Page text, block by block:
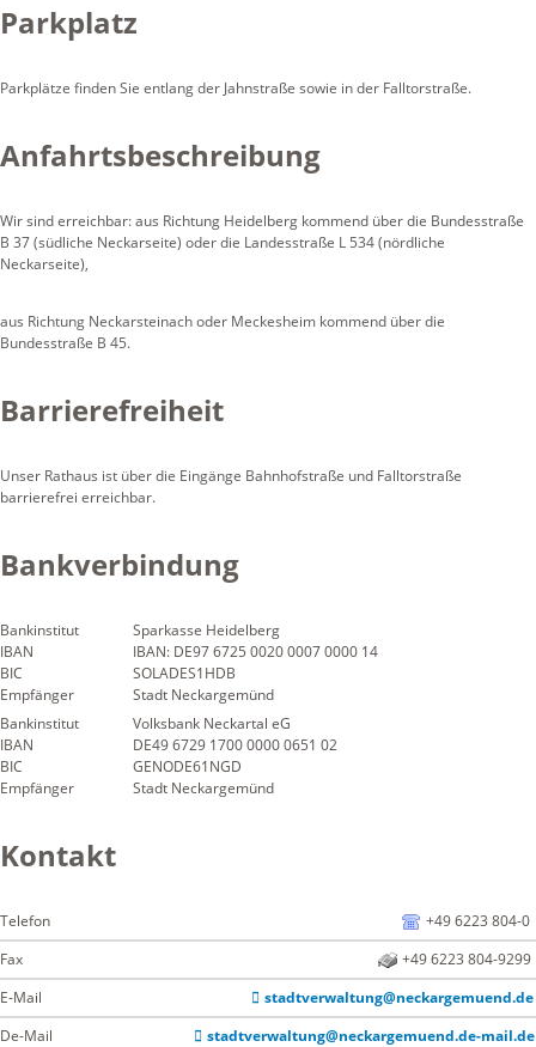
Parkplatz
Parkplätze finden Sie entlang der Jahnstraße sowie in der Falltorstraße.
Anfahrtsbeschreibung
Wir sind erreichbar: aus Richtung Heidelberg kommend über die Bundesstraße
B 37 (südliche Neckarseite) oder die Landesstraße L 534 (nördliche
Neckarseite),
aus Richtung Neckarsteinach oder Meckesheim kommend über die
Bundesstraße B 45.
Barrierefreiheit
Unser Rathaus ist über die Eingänge Bahnhofstraße und Falltorstraße
barrierefrei erreichbar.
Bankverbindung
Bankinstitut
Sparkasse Heidelberg
IBAN
IBAN: DE97 6725 0020 0007 0000 14
BIC
SOLADES1HDB
Empfänger
Stadt Neckargemünd
Bankinstitut
Volksbank Neckartal eG
IBAN
DE49 6729 1700 0000 0651 02
BIC
GENODE61NGD
Empfänger
Stadt Neckargemünd
Kontakt
Telefon
+49 6223 804-0
Fax
+49 6223 804-9299
E-Mail
stadtverwaltung@neckargemuend.de
De-Mail
stadtverwaltung@neckargemuend.de-mail.de